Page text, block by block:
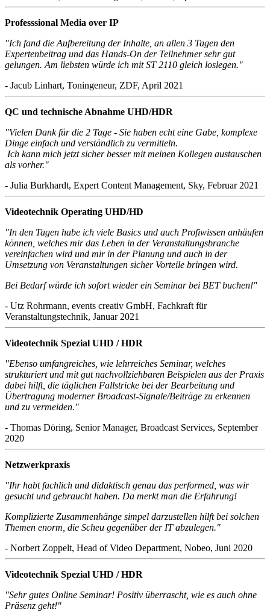
Professsional Media over IP
"Ich fand die Aufbereitung der Inhalte, an allen 3 Tagen den
Expertenbeitrag und das Hands-On der Teilnehmer sehr gut
gelungen. Am liebsten würde ich mit ST 2110 gleich loslegen."
- Jacub Linhart, Toningeneur, ZDF, April 2021
QC und technische Abnahme UHD/HDR
"Vielen Dank für die 2 Tage - Sie haben echt eine Gabe, komplexe
Dinge einfach und verständlich zu vermitteln.
Ich kann mich jetzt sicher besser mit meinen Kollegen austauschen
als vorher."
- Julia Burkhardt, Expert Content Management, Sky, Februar 2021
Videotechnik Operating UHD/HD
"In den Tagen habe ich viele Basics und auch Profiwissen anhäufen
können, welches mir das Leben in der Veranstaltungsbranche
vereinfachen wird und mir in der Planung und auch in der
Umsetzung von Veranstaltungen sicher Vorteile bringen wird.
Bei Bedarf würde ich sofort wieder ein Seminar bei BET buchen!"
- Utz Rohrmann, events creativ GmbH, Fachkraft für
Veranstaltungstechnik, Januar 2021
Videotechnik Spezial UHD / HDR
"Ebenso umfangreiches, wie lehrreiches Seminar, welches
strukturiert und mit gut nachvollziehbaren Beispielen aus der Praxis
dabei hilft, die täglichen Fallstricke bei der Bearbeitung und
Übertragung moderner Broadcast-Signale/Beiträge zu erkennen
und zu vermeiden."
- Thomas Döring, Senior Manager, Broadcast Services, September
2020
Netzwerkpraxis
"Ihr habt fachlich und didaktisch genau das performed, was wir
gesucht und gebraucht haben. Da merkt man die Erfahrung!
Komplizierte Zusammenhänge simpel darzustellen hilft bei solchen
Themen enorm, die Scheu gegenüber der IT abzulegen."
- Norbert Zoppelt, Head of Video Department, Nobeo, Juni 2020
Videotechnik Spezial UHD / HDR
"Sehr gutes Online Seminar! Positiv überrascht, wie es auch ohne
Präsenz geht!"